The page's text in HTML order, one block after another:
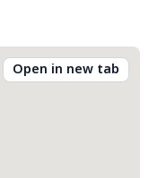
Open in new tab